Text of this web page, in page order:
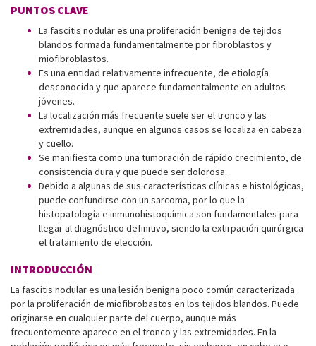
PUNTOS CLAVE
La fascitis nodular es una proliferación benigna de tejidos
blandos formada fundamentalmente por fibroblastos y
miofibroblastos.
Es una entidad relativamente infrecuente, de etiología
desconocida y que aparece fundamentalmente en adultos
jóvenes.
La localización más frecuente suele ser el tronco y las
extremidades, aunque en algunos casos se localiza en cabeza
y cuello.
Se manifiesta como una tumoración de rápido crecimiento, de
consistencia dura y que puede ser dolorosa.
Debido a algunas de sus características clínicas e histológicas,
puede confundirse con un sarcoma, por lo que la
histopatología e inmunohistoquímica son fundamentales para
llegar al diagnóstico definitivo, siendo la extirpación quirúrgica
el tratamiento de elección.
INTRODUCCIÓN
La fascitis nodular es una lesión benigna poco común caracterizada
por la proliferación de miofibrobastos en los tejidos blandos. Puede
originarse en cualquier parte del cuerpo, aunque más
frecuentemente aparece en el tronco y las extremidades. En la